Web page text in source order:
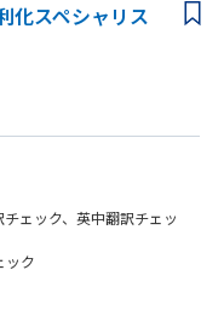
できるマインドセットを有
・学習意欲・成長志向を有
、関係者と調整しながら最
られる方
理し、戦略を立案・推進す
化スペシャリス
ェック、英中翻訳チェッ
ック
明細書チェック 等